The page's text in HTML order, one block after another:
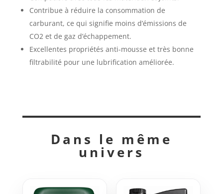
Contribue à réduire la consommation de
carburant, ce qui signifie moins d’émissions de
CO2 et de gaz d’échappement.
Excellentes propriétés anti-mousse et très bonne
filtrabilité pour une lubrification améliorée.
Dans le même
univers